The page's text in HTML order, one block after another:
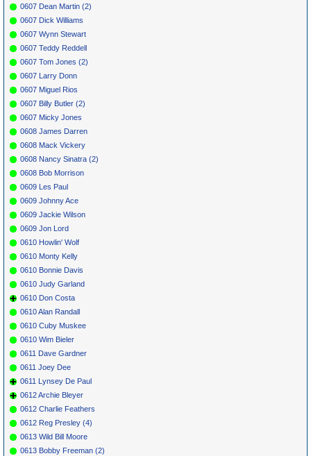
0607 Dean Martin (2)
0607 Dick Williams
0607 Wynn Stewart
0607 Teddy Reddell
0607 Tom Jones (2)
0607 Larry Donn
0607 Miguel Rios
0607 Billy Butler (2)
0607 Micky Jones
0608 James Darren
0608 Mack Vickery
0608 Nancy Sinatra (2)
0608 Bob Morrison
0609 Les Paul
0609 Johnny Ace
0609 Jackie Wilson
0609 Jon Lord
0610 Howlin' Wolf
0610 Monty Kelly
0610 Bonnie Davis
0610 Judy Garland
0610 Don Costa
0610 Alan Randall
0610 Cuby Muskee
0610 Wim Bieler
0611 Dave Gardner
0611 Joey Dee
0611 Lynsey De Paul
0612 Archie Bleyer
0612 Charlie Feathers
0612 Reg Presley (4)
0613 Wild Bill Moore
0613 Bobby Freeman (2)